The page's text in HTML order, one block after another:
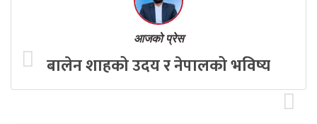
आजको प्रेस
बालेन शाहको उदय र नेपालको भविष्य